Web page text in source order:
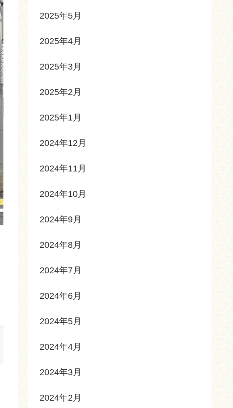
2025年5月
2025年4月
2025年3月
2025年2月
2025年1月
2024年12月
2024年11月
2024年10月
2024年9月
2024年8月
2024年7月
2024年6月
2024年5月
2024年4月
2024年3月
2024年2月